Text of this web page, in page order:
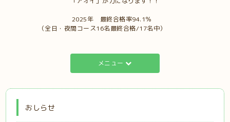
2025年 最終合格率94.1％
（全日・夜間コース16名最終合格/17名中）
メニュー
おしらせ